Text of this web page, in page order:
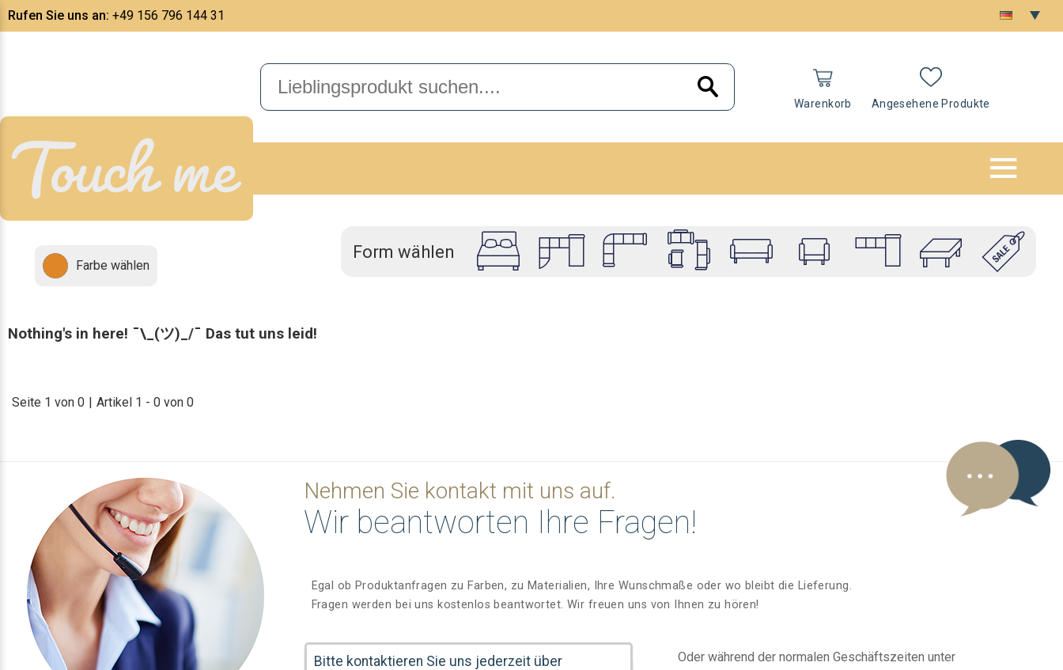
Rufen Sie uns an: +49 156 796 144 31
Warenkorb Angesehene Produkte
Farbe wählen
Nothing's in here! ¯\_(ツ)_/¯ Das tut uns leid!
Seite 1 von 0 Artikel 1 - 0 von 0
Nehmen Sie kontakt mit uns auf.
Wir beantworten Ihre Fragen!
Egal ob Produktanfragen zu Farben, zu Materialien, Ihre Wunschmaße oder wo bleibt die Lieferung.
Fragen werden bei uns kostenlos beantwortet. Wir freuen uns von Ihnen zu hören!
Bitte kontaktieren Sie uns jederzeit über Oder während der normalen Geschäftszeiten unter